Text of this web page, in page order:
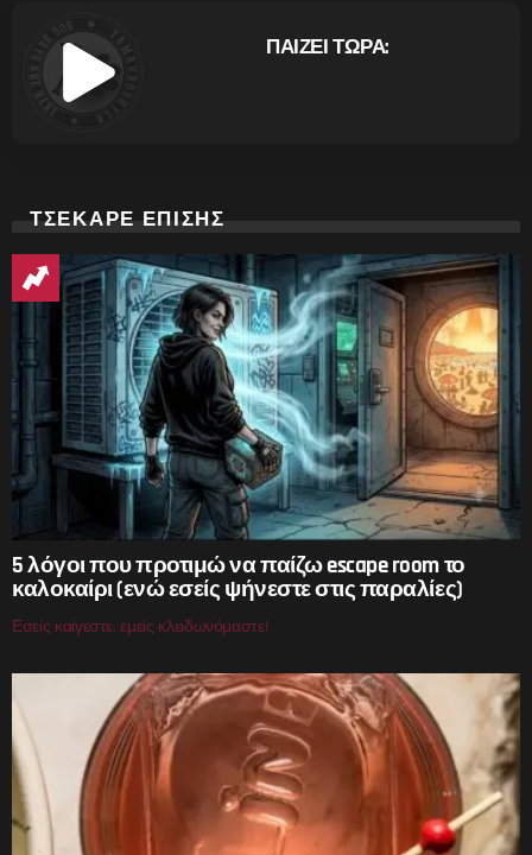
ΠΑΙΖΕΙ ΤΩΡΑ:
ΤΣΕΚΑΡΕ ΕΠΙΣΗΣ
5 λόγοι που προτιμώ να παίζω escape room το
καλοκαίρι (ενώ εσείς ψήνεστε στις παραλίες)
Εσείς καίγεστε, εμείς κλειδωνόμαστε!